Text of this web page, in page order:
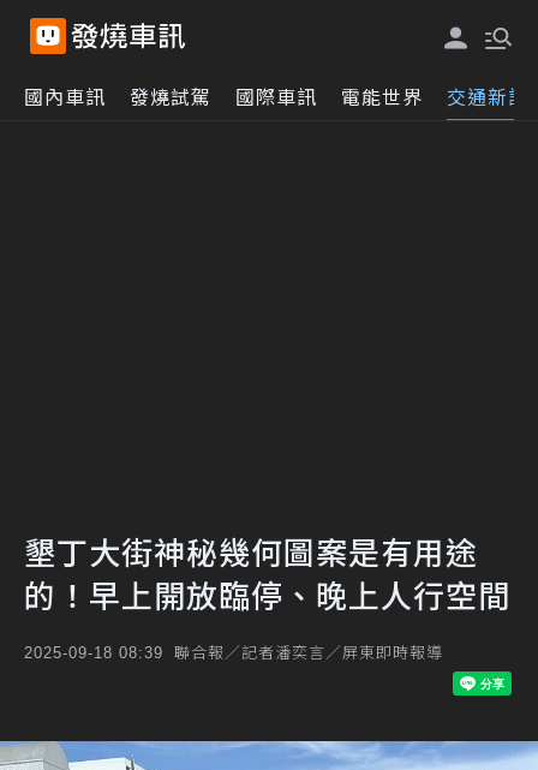
國內車訊 發燒試駕 國際車訊 電能世界 交通新訊
墾丁大街神秘幾何圖案是有用途
的！早上開放臨停、晚上人行空間
2025-09-18 08:39 聯合報／記者潘奕言／屏東即時報導